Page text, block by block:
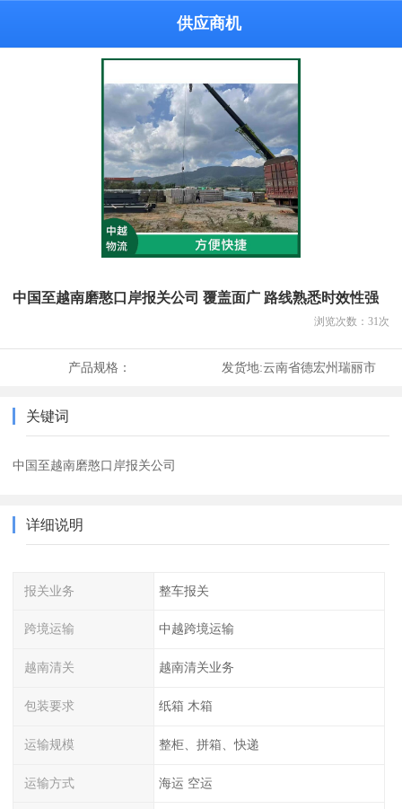
供应商机
中国至越南磨憨口岸报关公司 覆盖面广 路线熟悉时效性强
浏览次数： 31 次
产品规格： 发货地:云南省德宏州瑞丽市
关键词
中国至越南磨憨口岸报关公司
详细说明
报关业务 整车报关
跨境运输 中越跨境运输
越南清关 越南清关业务
包装要求 纸箱 木箱
运输规模 整柜、拼箱、快递
运输方式 海运 空运